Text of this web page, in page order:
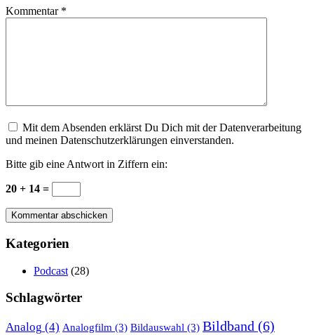
Kommentar *
Mit dem Absenden erklärst Du Dich mit der Datenverarbeitung
und meinen Datenschutzerklärungen einverstanden.
Bitte gib eine Antwort in Ziffern ein:
20 + 14 =
Kategorien
Podcast (28)
Schlagwörter
Analog (4) Analogfilm (3) Bildauswahl (3) Bildband (6)